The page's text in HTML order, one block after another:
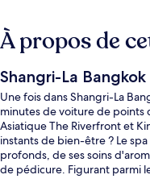
À propos de
Shangri-La Bangkok
Une fois dans Shangri-La
minutes de voiture de
Asiatique The Riverfront et
instants de bien-être ? Le
profonds, de ses soins
de pédicure. Figurant parmi